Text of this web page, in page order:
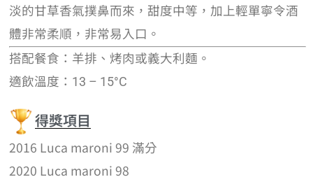
淡的甘草香氣撲鼻而來，甜度中等，加上輕單寧令酒
體非常柔順，非常易入口。
搭配餐食：羊排、烤肉或義大利麵。
適飲溫度：13 – 15°C
得獎項目
2016 Luca maroni 99 滿分
2020 Luca maroni 98